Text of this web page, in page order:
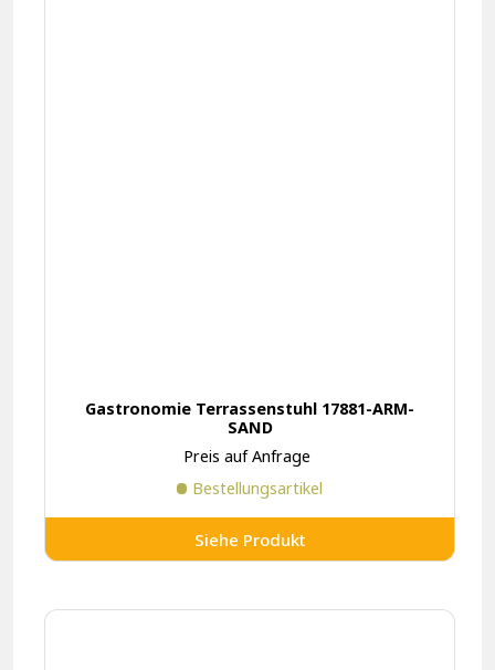
Gastronomie Terrassenstuhl 17881-ARM-
SAND
Preis auf Anfrage
Bestellungsartikel
Siehe Produkt